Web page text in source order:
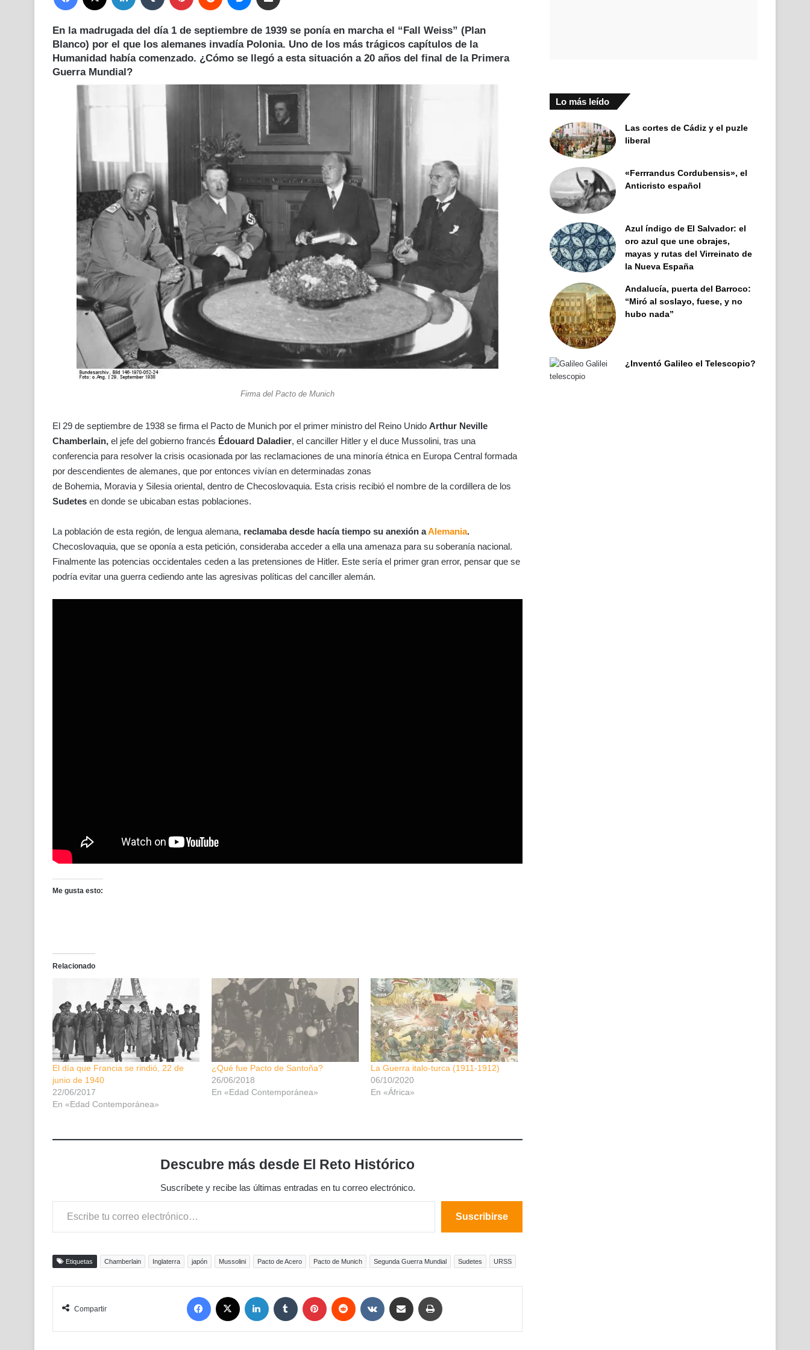
En la madrugada del día 1 de septiembre de 1939 se ponía en marcha el “Fall Weiss” (Plan
Blanco) por el que los alemanes invadía Polonia. Uno de los más trágicos capítulos de la
Humanidad había comenzado. ¿Cómo se llegó a esta situación a 20 años del final de la Primera
Guerra Mundial?
Firma del Pacto de Munich
El 29 de septiembre de 1938 se firma el Pacto de Munich por el primer ministro del Reino Unido Arthur Neville
Chamberlain, el jefe del gobierno francés Édouard Daladier, el canciller Hitler y el duce Mussolini, tras una
conferencia para resolver la crisis ocasionada por las reclamaciones de una minoría étnica en Europa Central formada
por descendientes de alemanes, que por entonces vivían en determinadas zonas
de Bohemia, Moravia y Silesia oriental, dentro de Checoslovaquia. Esta crisis recibió el nombre de la cordillera de los
Sudetes en donde se ubicaban estas poblaciones.
La población de esta región, de lengua alemana, reclamaba desde hacía tiempo su anexión aAlemania.
Checoslovaquia, que se oponía a esta petición, consideraba acceder a ella una amenaza para su soberanía nacional.
Finalmente las potencias occidentales ceden a las pretensiones de Hitler. Este sería el primer gran error, pensar que se
podría evitar una guerra cediendo ante las agresivas políticas del canciller alemán.
Me gusta esto:
Relacionado
El día que Francia se rindió, 22 de
junio de 1940
22/06/2017
En «Edad Contemporánea»
¿Qué fue Pacto de Santoña?
26/06/2018
En «Edad Contemporánea»
La Guerra italo-turca (1911-1912)
06/10/2020
En «África»
Descubre más desde El Reto Histórico
Suscríbete y recibe las últimas entradas en tu correo electrónico.
Escribe tu correo electrónico…
Suscribirse
Etiquetas Chamberlain Inglaterra japón Mussolini Pacto de Acero Pacto de Munich Segunda Guerra Mundial Sudetes URSS
Compartir
Facebook LinkedIn Tumblr Pinterest Reddit VKontakteCompartir por correo electrónico
Lo más leído
Las cortes de Cádiz y el puzle
liberal
«Ferrrandus Cordubensis», el
Anticristo español
Azul índigo de El Salvador: el
oro azul que une obrajes,
mayas y rutas del Virreinato de
la Nueva España
Andalucía, puerta del Barroco:
“Miró al soslayo, fuese, y no
hubo nada”
¿Inventó Galileo el Telescopio?